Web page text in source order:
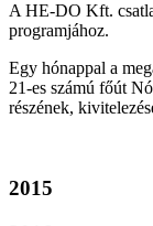
A HE-DO Kft.
programjához.
Egy hónappal a
21-es számú főút
részének,
2015